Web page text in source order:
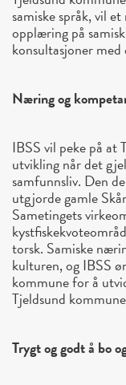
samiske språk, vil
opplæring på
konsultasjoner
Næring og
IBSS vil peke på at
utvikling når det
samfunnsliv. Den
utgjorde gamle
Sametingets
torsk. Samiske
kulturen, og IBSS
kommune for å
Tjeldsund
Trygt og godt å bo